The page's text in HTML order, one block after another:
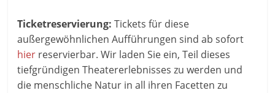
Ticketreservierung: Tickets für diese
außergewöhnlichen Aufführungen sind ab sofort
hier reservierbar. Wir laden Sie ein, Teil dieses
tiefgründigen Theatererlebnisses zu werden und
die menschliche Natur in all ihren Facetten zu